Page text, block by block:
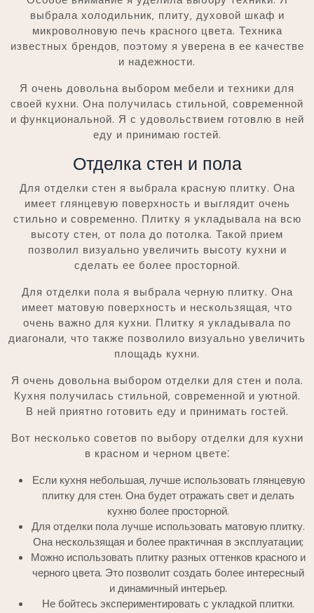
выбрала холодильник‚ плиту‚ духовой шкаф и
микроволновую печь красного цвета. Техника
известных брендов‚ поэтому я уверена в ее качестве
и надежности.
Я очень довольна выбором мебели и техники для
своей кухни. Она получилась стильной‚ современной
и функциональной. Я с удовольствием готовлю в ней
еду и принимаю гостей.
Отделка стен и пола
Для отделки стен я выбрала красную плитку. Она
имеет глянцевую поверхность и выглядит очень
стильно и современно. Плитку я укладывала на всю
высоту стен‚ от пола до потолка. Такой прием
позволил визуально увеличить высоту кухни и
сделать ее более просторной.
Для отделки пола я выбрала черную плитку. Она
имеет матовую поверхность и нескользящая‚ что
очень важно для кухни. Плитку я укладывала по
диагонали‚ что также позволило визуально увеличить
площадь кухни.
Я очень довольна выбором отделки для стен и пола.
Кухня получилась стильной‚ современной и уютной.
В ней приятно готовить еду и принимать гостей.
Вот несколько советов по выбору отделки для кухни
в красном и черном цвете⁚
Если кухня небольшая‚ лучше использовать глянцевую
плитку для стен. Она будет отражать свет и делать
кухню более просторной.
Для отделки пола лучше использовать матовую плитку.
Она нескользящая и более практичная в эксплуатации;
Можно использовать плитку разных оттенков красного и
черного цвета. Это позволит создать более интересный
и динамичный интерьер.
Не бойтесь экспериментировать с укладкой плитки.